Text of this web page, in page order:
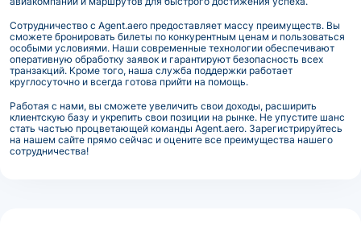
Сотрудничество с Agent.aero предоставляет массу преимуществ. Вы
сможете бронировать билеты по конкурентным ценам и пользоваться
особыми условиями. Наши современные технологии обеспечивают
оперативную обработку заявок и гарантируют безопасность всех
транзакций. Кроме того, наша служба поддержки работает
круглосуточно и всегда готова прийти на помощь.
Работая с нами, вы сможете увеличить свои доходы, расширить
клиентскую базу и укрепить свои позиции на рынке. Не упустите шанс
стать частью процветающей команды Agent.aero. Зарегистрируйтесь
на нашем сайте прямо сейчас и оцените все преимущества нашего
сотрудничества!